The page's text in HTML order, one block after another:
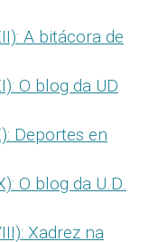
A bitácora de
O blog da UD
Deportes en
O blog da U.D.
Xadrez na